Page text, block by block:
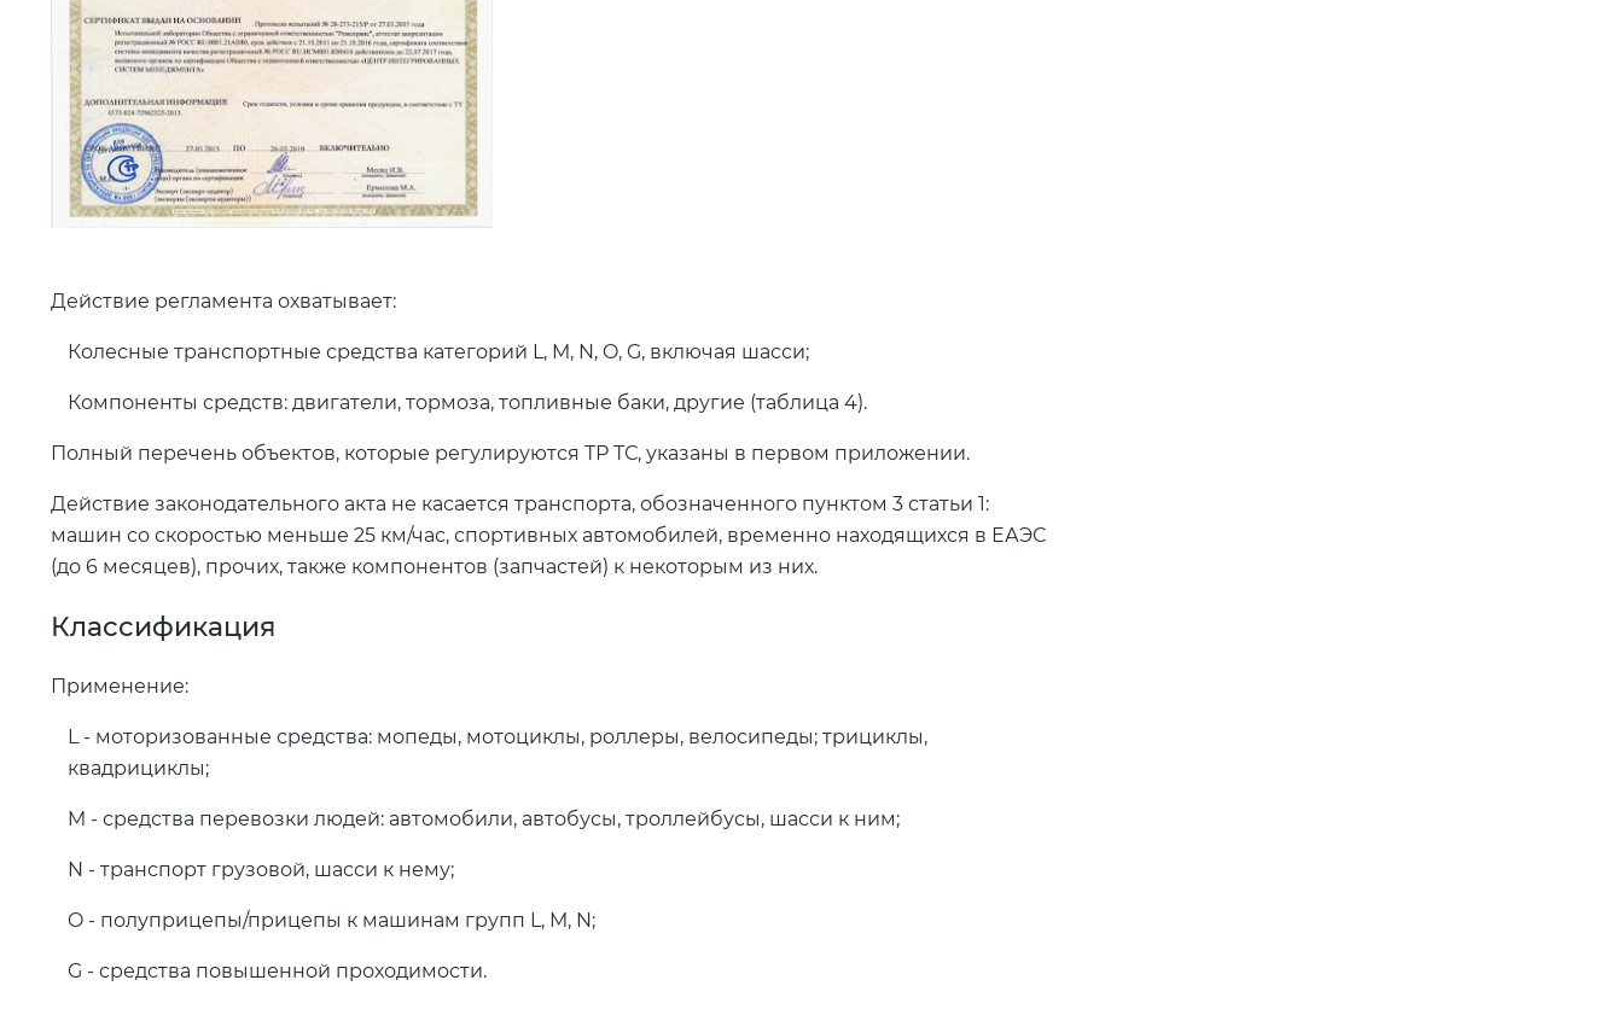
Действие регламента охватывает:
Колесные транспортные средства категорий L, M, N, O, G, включая шасси;
Компоненты средств: двигатели, тормоза, топливные баки, другие (таблица 4).
Полный перечень объектов, которые регулируются ТР ТС, указаны в первом приложении.
Действие законодательного акта не касается транспорта, обозначенного пунктом 3 статьи 1:
машин со скоростью меньше 25 км/час, спортивных автомобилей, временно находящихся в ЕАЭС
(до 6 месяцев), прочих, также компонентов (запчастей) к некоторым из них.
Классификация
Применение:
L - моторизованные средства: мопеды, мотоциклы, роллеры, велосипеды; трициклы,
квадрициклы;
M - средства перевозки людей: автомобили, автобусы, троллейбусы, шасси к ним;
N - транспорт грузовой, шасси к нему;
O - полуприцепы/прицепы к машинам групп L, M, N;
G - средства повышенной проходимости.